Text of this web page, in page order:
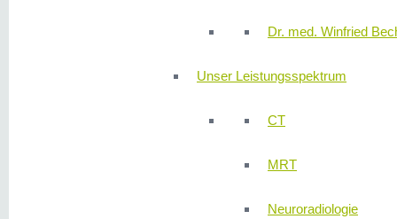
Dr. med. Winfried
Unser Leistungsspektrum
CT
MRT
Neuroradiologie